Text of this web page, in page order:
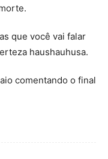
que você vai falar
haushauhusa.
comentando o final